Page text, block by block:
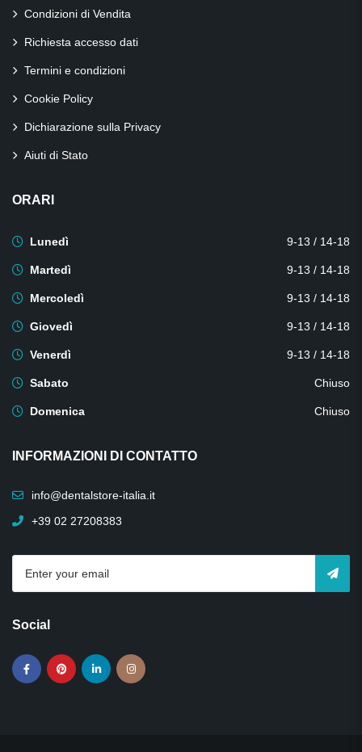
Condizioni di Vendita
Richiesta accesso dati
Termini e condizioni
Cookie Policy
Dichiarazione sulla Privacy
Aiuti di Stato
ORARI
Lunedì 9-13 / 14-18
Martedì 9-13 / 14-18
Mercoledì 9-13 / 14-18
Giovedì 9-13 / 14-18
Venerdì 9-13 / 14-18
Sabato Chiuso
Domenica Chiuso
INFORMAZIONI DI CONTATTO
info@dentalstore-italia.it
+39 02 27208383
Social